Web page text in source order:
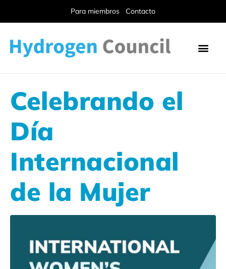
Para miembros Contacto
Celebrando el
Día
Internacional
de la Mujer